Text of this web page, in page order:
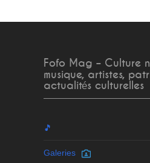
Fofo Mag – Culture
musique, artistes,
actualités culturelles
🎵
Galeries